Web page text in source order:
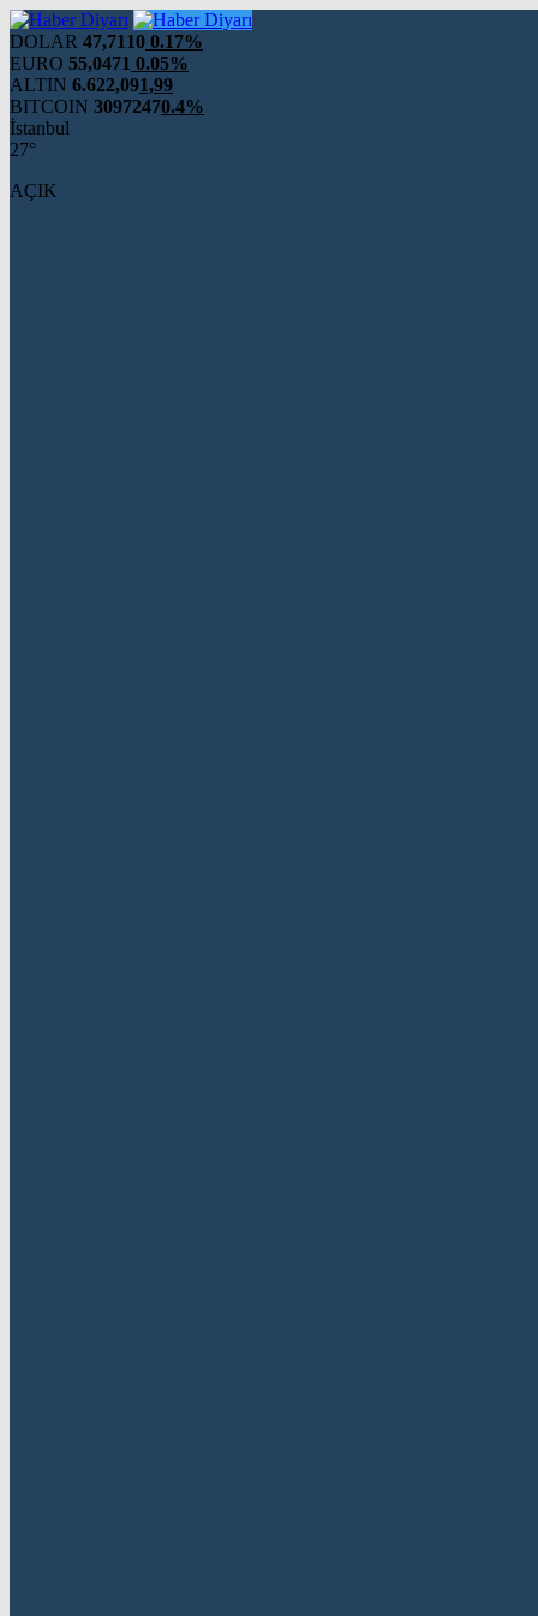
DOLAR 47,7110 0.17%
EURO 55,0471 0.05%
ALTIN 6.622,091,99
BITCOIN 30972470.4%
İstanbul
27°
AÇIK